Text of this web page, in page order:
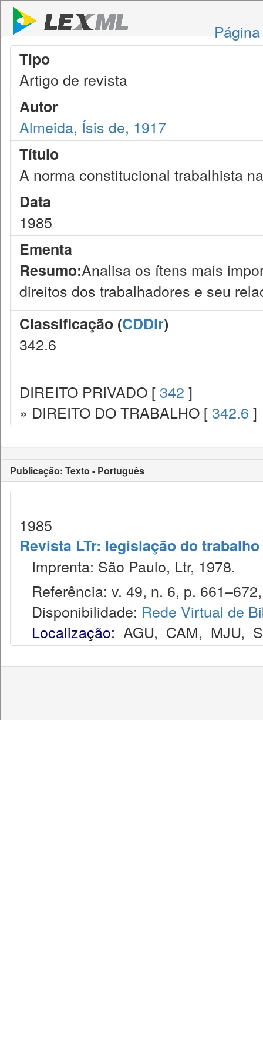
Tipo
Artigo de revista
Autor
Almeida, Ísis de, 1917
Título
A norma constitucional trabalhista
Data
1985
Ementa
Resumo:Analisa os ítens mais
direitos dos trabalhadores e seu
Classificação (CDDir)
342.6
DIREITO PRIVADO [ 342 ]
» DIREITO DO TRABALHO [ 342.6 ]
Publicação: Texto - Português
1985
Revista LTr: legislação do trabalho
Imprenta: São Paulo, Ltr, 1978.
Referência: v. 49, n. 6, p.
Disponibilidade: Rede Virtual de
Localização: AGU, CAM, MJU,